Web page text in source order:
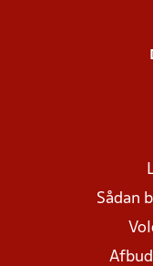
Sådan